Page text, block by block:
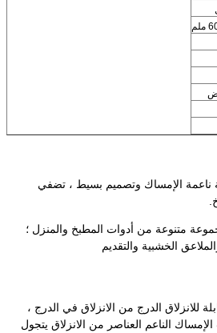
متنوعة من أدوات المطبخ والمنزل ؛
الخشبية والتقديم
الإمساك الناعم العناصر من الانزلاق